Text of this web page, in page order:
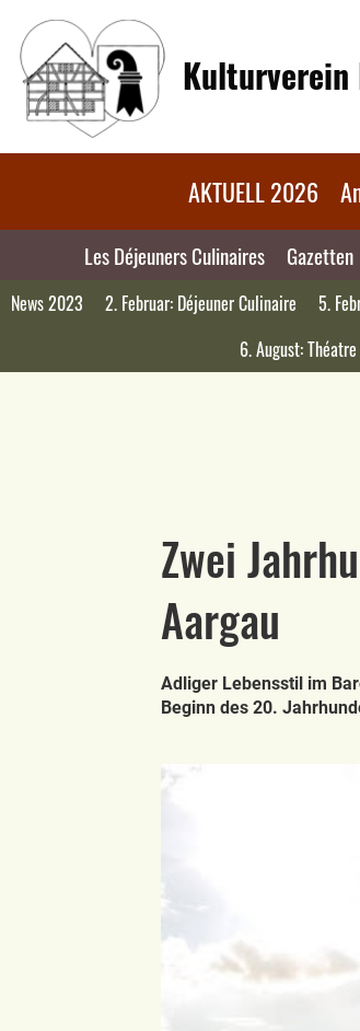
Kulturverein
AKTUELL 2026
Les Déjeuners Culinaires Gazetten
News 2023 2. Februar: Déjeuner Culinaire 5.
6. August:
Zwei
Aargau
Adliger Lebensstil im
Beginn des 20.